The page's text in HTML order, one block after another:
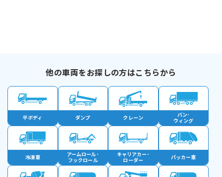
他の車両をお探しの方はこちらから
平ボディ ダンプ クレーン
バン･
ウィング
冷凍車
アームロール･
フックロール
キャリアカー･
ローダー
パッカー車